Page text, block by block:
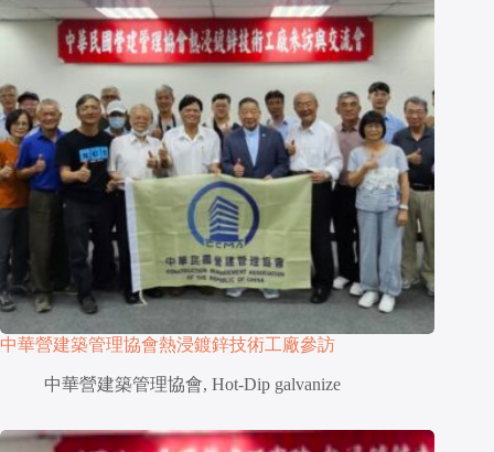
中華營建築管理協會熱浸鍍鋅技術工廠參訪
中華營建築管理協會, Hot-Dip galvanize